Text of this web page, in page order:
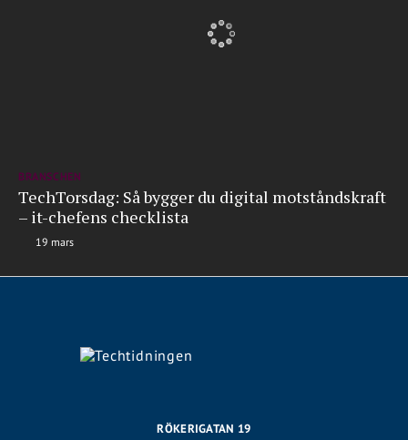
BRANSCHEN
TechTorsdag: Så bygger du digital motståndskraft
– it-chefens checklista
19 mars
RÖKERIGATAN 19